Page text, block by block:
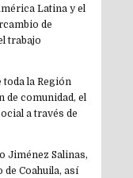
Latina y el
de
trabajo
la Región
de comunidad, el
a través de
Jiménez Salinas,
Coahuila, así